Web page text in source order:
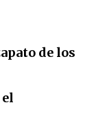
de los